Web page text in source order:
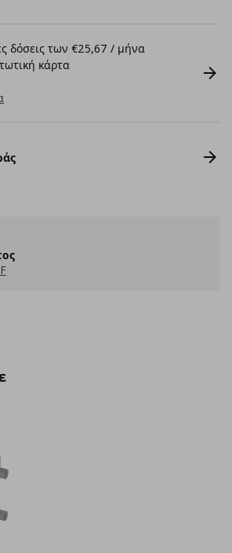
δόσεις των €25,67 / μήνα
κάρτα